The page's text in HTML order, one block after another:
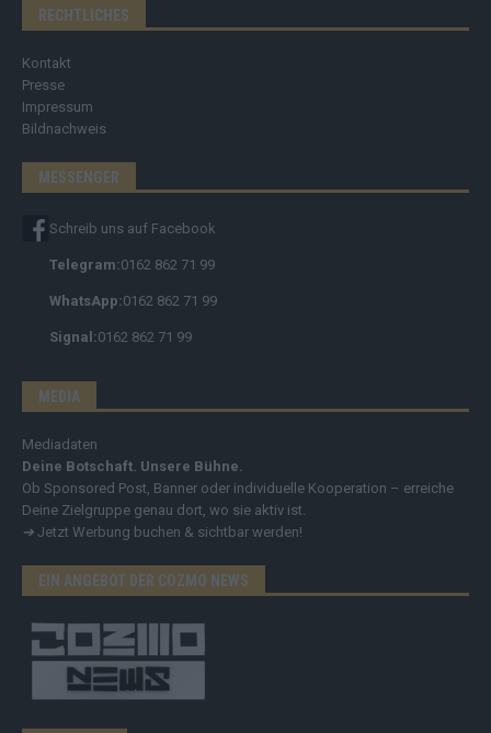
RECHTLICHES
Kontakt
Presse
Impressum
Bildnachweis
MESSENGER
Schreib uns auf Facebook
Telegram:0162 862 71 99
WhatsApp:0162 862 71 99
Signal:0162 862 71 99
MEDIA
Mediadaten
Deine Botschaft. Unsere Bühne.
Ob Sponsored Post, Banner oder individuelle Kooperation – erreiche
Deine Zielgruppe genau dort, wo sie aktiv ist.
➔ Jetzt Werbung buchen & sichtbar werden!
EIN ANGEBOT DER COZMO NEWS